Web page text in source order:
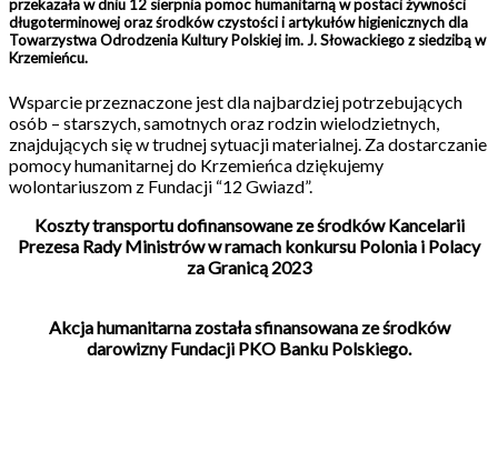
przekazała w dniu 12 sierpnia pomoc humanitarną w postaci żywności
długoterminowej oraz środków czystości i artykułów higienicznych dla
Towarzystwa Odrodzenia Kultury Polskiej im. J. Słowackiego z siedzibą w
Krzemieńcu.
Wsparcie przeznaczone jest dla najbardziej potrzebujących
osób – starszych, samotnych oraz rodzin wielodzietnych,
znajdujących się w trudnej sytuacji materialnej. Za dostarczanie
pomocy humanitarnej do Krzemieńca dziękujemy
wolontariuszom z Fundacji “12 Gwiazd”.
Koszty transportu dofinansowane ze środków Kancelarii
Prezesa Rady Ministrów w ramach konkursu Polonia i Polacy
za Granicą 2023
Akcja humanitarna została sfinansowana ze środków
darowizny Fundacji PKO Banku Polskiego.